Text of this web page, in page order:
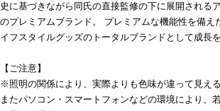
史に基づきながら同氏の直接監修の下に展開される
のプレミアムブランド。 プレミアムな機能性を備え
イフスタイルグッズのトータルブランドとして成長
【ご注意】
※照明の関係により、実際よりも色味が違って見え
またパソコン・スマートフォンなどの環境により、